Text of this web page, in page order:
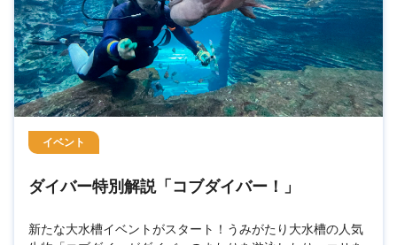
イベント
ダイバー特別解説「コブダイバー！」
新たな大水槽イベントがスタート！うみがたり大水槽の人気